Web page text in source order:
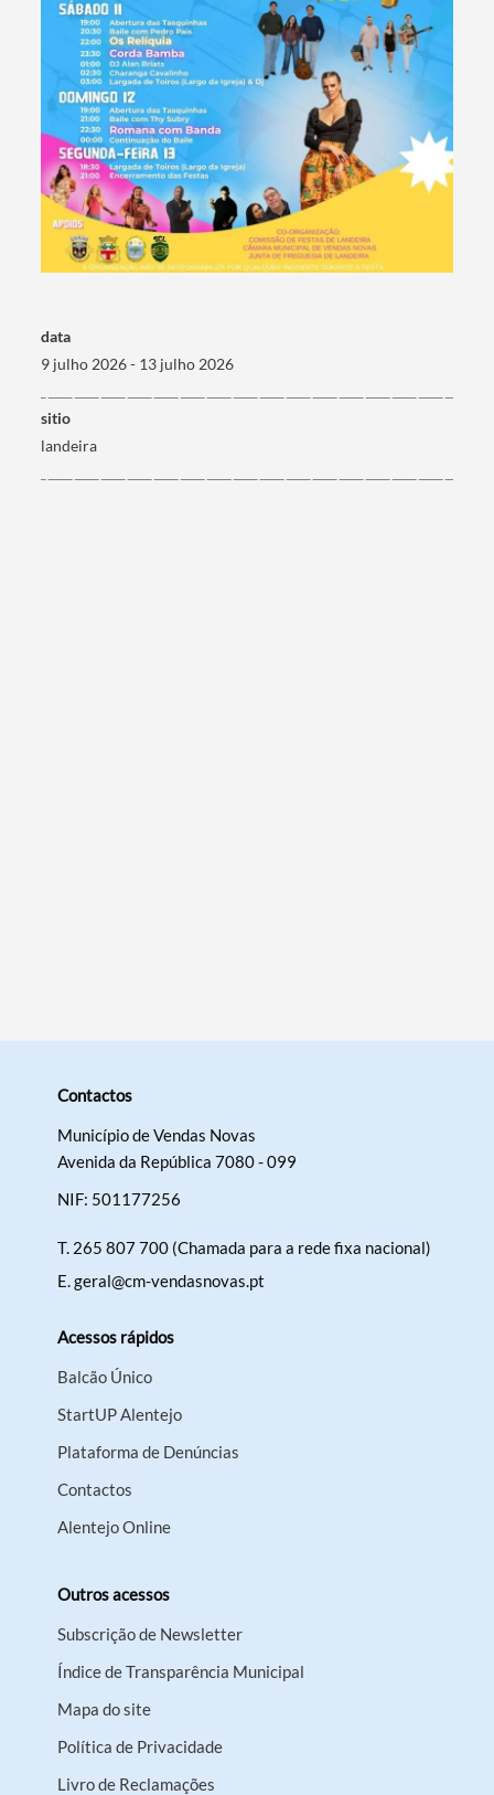
Categorias gerais
data
9 julho 2026 - 13 julho 2026
sitio
landeira
Contactos
Município de Vendas Novas
Avenida da República 7080 - 099
NIF: 501177256
T. 265 807 700 (Chamada para a rede fixa nacional)
E.geral@cm-vendasnovas.pt
Acessos rápidos
Balcão Único
StartUP Alentejo
Plataforma de Denúncias
Contactos
Alentejo Online
Outros acessos
Subscrição de Newsletter
Índice de Transparência Municipal
Mapa do site
Política de Privacidade
Livro de Reclamações